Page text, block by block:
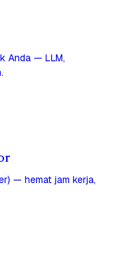
Anda — LLM,
— hemat jam kerja,